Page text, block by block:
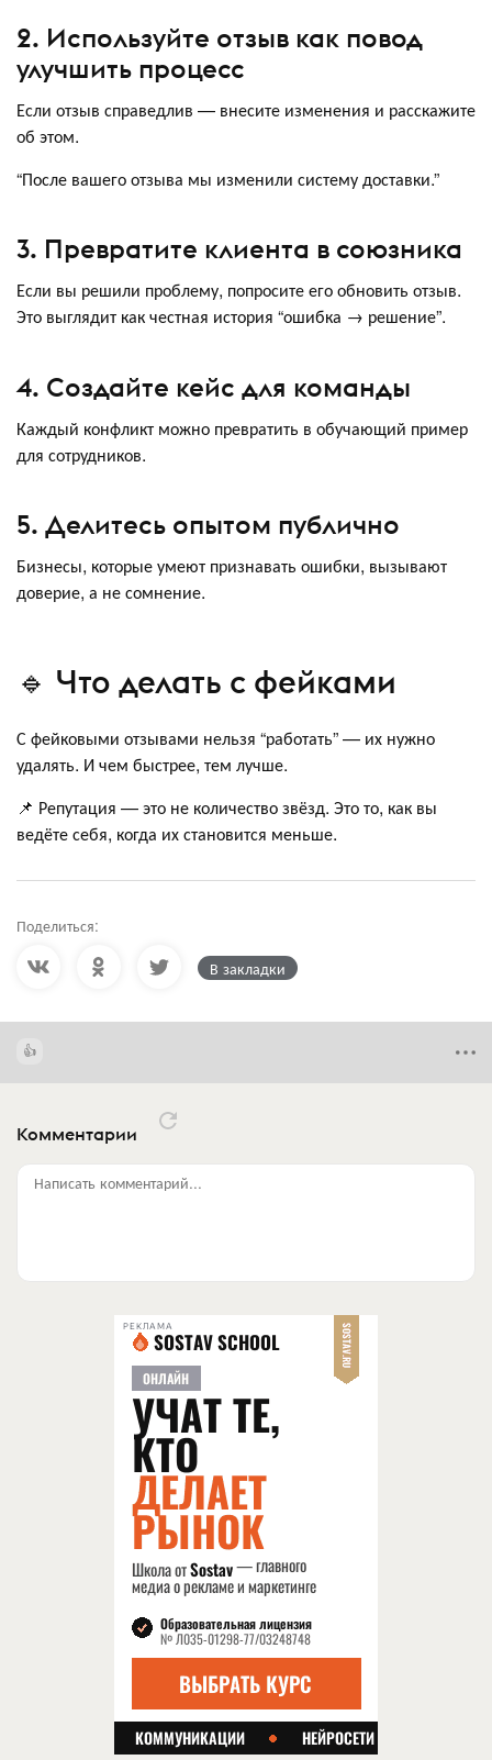
2. Используйте отзыв как повод
улучшить процесс
Если отзыв справедлив — внесите изменения и расскажите
об этом.
“После вашего отзыва мы изменили систему доставки.”
3. Превратите клиента в союзника
Если вы решили проблему, попросите его обновить отзыв.
Это выглядит как честная история “ошибка → решение”.
4. Создайте кейс для команды
Каждый конфликт можно превратить в обучающий пример
для сотрудников.
5. Делитесь опытом публично
Бизнесы, которые умеют признавать ошибки, вызывают
доверие, а не сомнение.
🔹 Что делать с фейками
С фейковыми отзывами нельзя “работать” — их нужно
удалять. И чем быстрее, тем лучше.
📌 Репутация — это не количество звёзд. Это то, как вы
ведёте себя, когда их становится меньше.
Поделиться:
В закладки
Комментарии
Написать комментарий...
РЕКЛАМА